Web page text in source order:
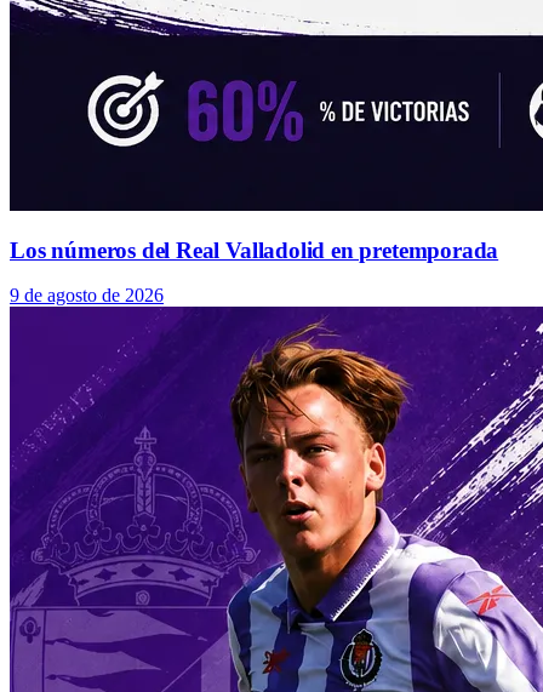
Los números del Real Valladolid en pretemporada
9 de agosto de 2026